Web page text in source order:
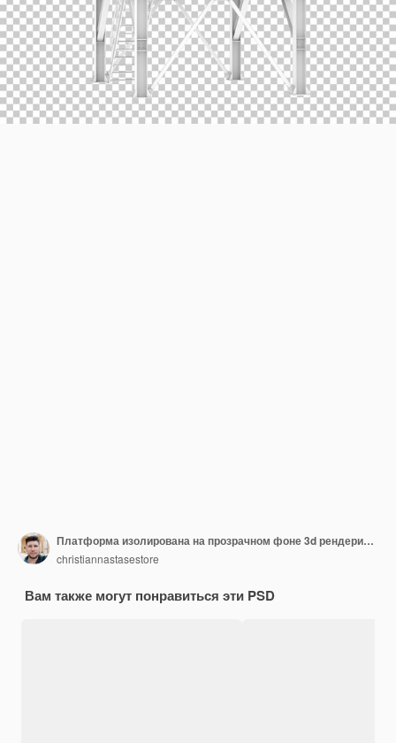
Платформа изолирована на прозрачном фоне 3d рендеринга иллюстрации
christiannastasestore
Вам также могут понравиться эти PSD